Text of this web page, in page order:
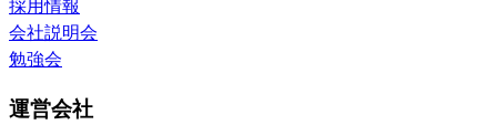
採用情報
会社説明会
勉強会
運営会社